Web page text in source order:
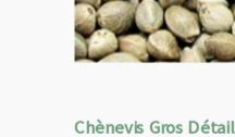
Chènevis Gros Détail